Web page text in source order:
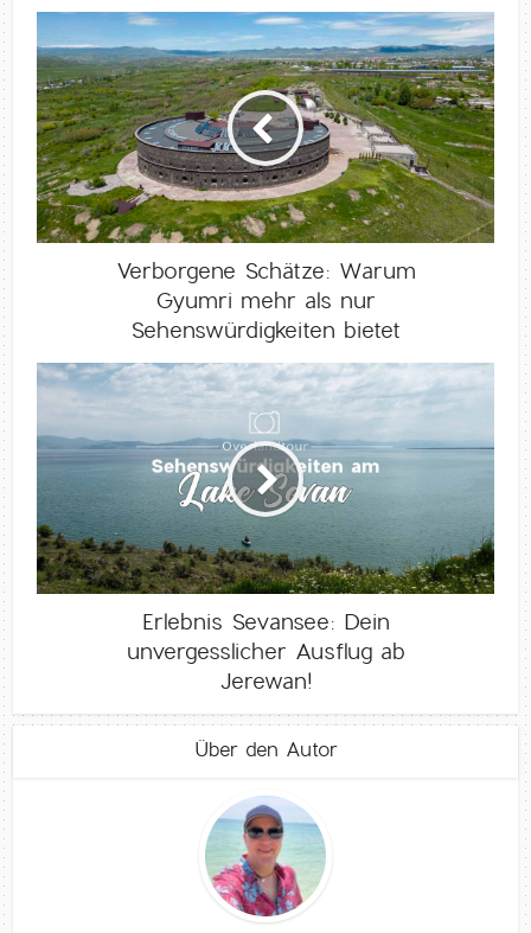
Verborgene Schätze: Warum
Gyumri mehr als nur
Sehenswürdigkeiten bietet
Erlebnis Sevansee: Dein
unvergesslicher Ausflug ab
Jerewan!
Über den Autor